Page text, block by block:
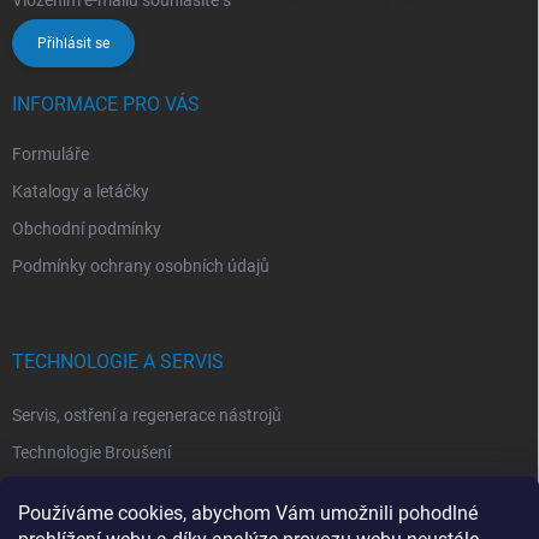
Používáme cookies, abychom Vám umožnili pohodlné
Přihlásit se
INFORMACE PRO VÁS
Formuláře
Katalogy a letáčky
Obchodní podmínky
Podmínky ochrany osobních údajů
TECHNOLOGIE A SERVIS
Servis, ostření a regenerace nástrojů
Technologie Broušení
Technologie Laserová Ablace